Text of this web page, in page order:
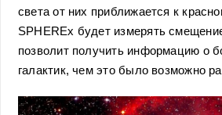
света от них приближается к
SPHEREx будет измерять
позволит получить информацию о
галактик, чем это было возможно